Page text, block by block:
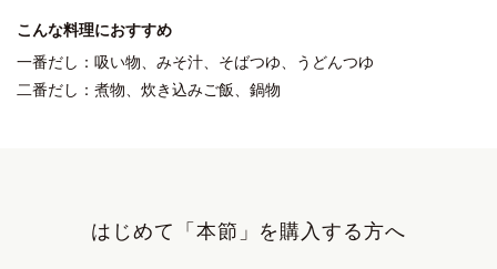
こんな料理におすすめ
一番だし：吸い物、みそ汁、そばつゆ、うどんつゆ
二番だし：煮物、炊き込みご飯、鍋物
はじめて「本節」を購入する方へ